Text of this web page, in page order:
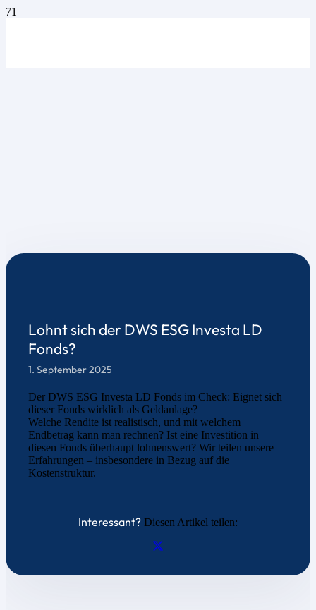
Lohnt sich der DWS ESG Investa LD
Fonds?
1. September 2025
Der DWS ESG Investa LD Fonds im Check: Eignet sich
dieser Fonds wirklich als Geldanlage?
Welche Rendite ist realistisch, und mit welchem
Endbetrag kann man rechnen? Ist eine Investition in
diesen Fonds überhaupt lohnenswert? Wir teilen unsere
Erfahrungen – insbesondere in Bezug auf die
Kostenstruktur.
Interessant? Diesen Artikel teilen: